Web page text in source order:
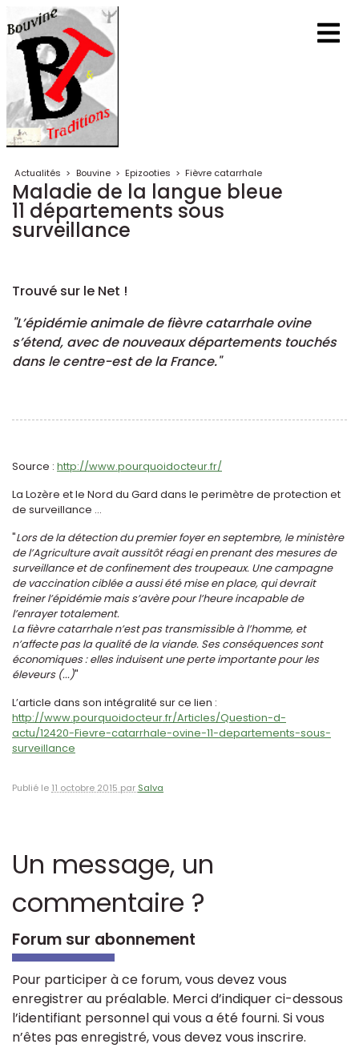
Actualités > Bouvine > Epizooties > Fièvre catarrhale
Maladie de la langue bleue
11 départements sous
surveillance
Trouvé sur le Net !
"L’épidémie animale de fièvre catarrhale ovine
s’étend, avec de nouveaux départements touchés
dans le centre-est de la France."
Source : http://www.pourquoidocteur.fr/
La Lozère et le Nord du Gard dans le perimètre de protection et
de surveillance ...
"Lors de la détection du premier foyer en septembre, le ministère
de l’Agriculture avait aussitôt réagi en prenant des mesures de
surveillance et de confinement des troupeaux. Une campagne
de vaccination ciblée a aussi été mise en place, qui devrait
freiner l’épidémie mais s’avère pour l’heure incapable de
l’enrayer totalement.
La fièvre catarrhale n’est pas transmissible à l’homme, et
n’affecte pas la qualité de la viande. Ses conséquences sont
économiques : elles induisent une perte importante pour les
éleveurs (...)"
L’article dans son intégralité sur ce lien :
http://www.pourquoidocteur.fr/Articles/Question-d-
actu/12420-Fievre-catarrhale-ovine-11-departements-sous-
surveillance
Publié le 11 octobre 2015 par Salva
Un message, un
commentaire ?
Forum sur abonnement
Pour participer à ce forum, vous devez vous
enregistrer au préalable. Merci d’indiquer ci-dessous
l’identifiant personnel qui vous a été fourni. Si vous
n’êtes pas enregistré, vous devez vous inscrire.